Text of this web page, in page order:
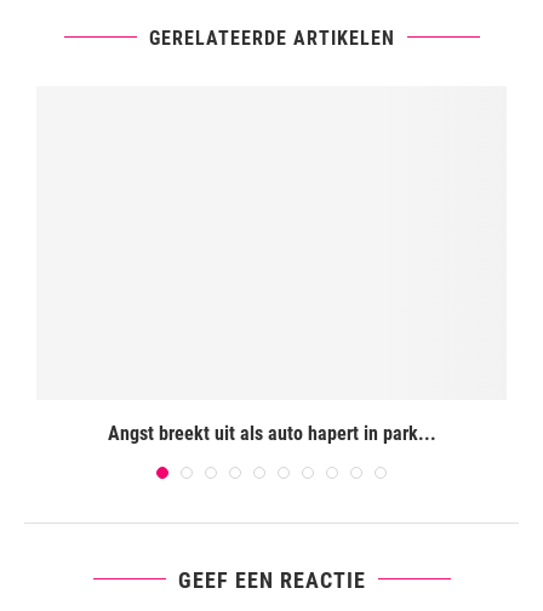
GERELATEERDE ARTIKELEN
Angst breekt uit als auto hapert in park...
GEEF EEN REACTIE